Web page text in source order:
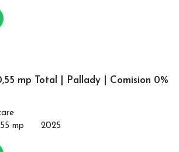
mp Total | Pallady | Comision 0%
mp 2025